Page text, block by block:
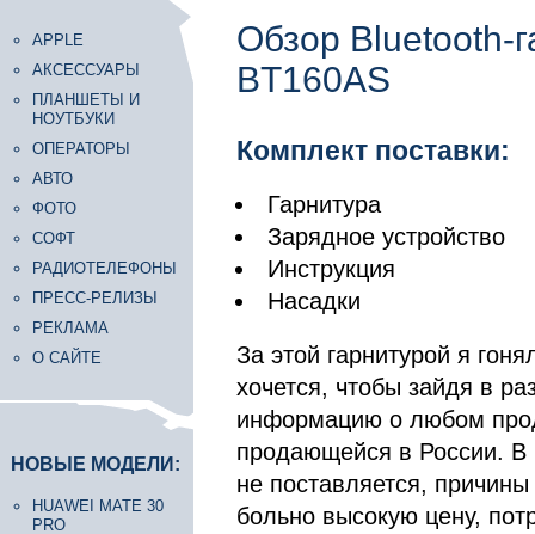
APPLE
АКСЕССУАРЫ
ПЛАНШЕТЫ И
НОУТБУКИ
ОПЕРАТОРЫ
АВТО
ФОТО
СОФТ
РАДИОТЕЛЕФОНЫ
ПРЕСС-РЕЛИЗЫ
РЕКЛАМА
О САЙТЕ
НОВЫЕ МОДЕЛИ:
HUAWEI MATE 30
PRO
Обзор Bluetooth-
BT160AS
Комплект поставки:
Гарнитура
Зарядное устройство
Инструкция
Насадки
За этой гарнитурой я
хочется, чтобы зайдя в
информацию о любом
продающейся в России. В
не поставляется,
больно высокую цену,